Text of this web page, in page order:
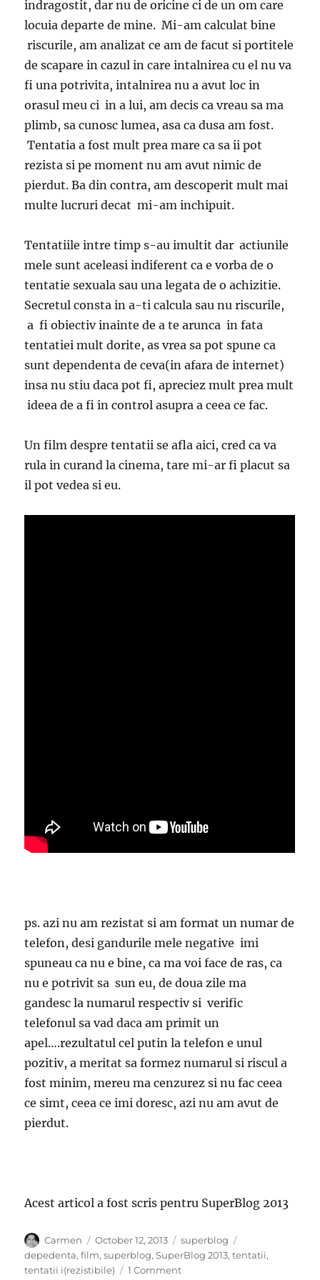
indragostit, dar nu de oricine ci de un om care
locuia departe de mine. Mi-am calculat bine
riscurile, am analizat ce am de facut si portitele
de scapare in cazul in care intalnirea cu el nu va
fi una potrivita, intalnirea nu a avut loc in
orasul meu ci in a lui, am decis ca vreau sa ma
plimb, sa cunosc lumea, asa ca dusa am fost.
Tentatia a fost mult prea mare ca sa ii pot
rezista si pe moment nu am avut nimic de
pierdut. Ba din contra, am descoperit mult mai
multe lucruri decat mi-am inchipuit.
Tentatiile intre timp s-au imultit dar actiunile
mele sunt aceleasi indiferent ca e vorba de o
tentatie sexuala sau una legata de o achizitie.
Secretul consta in a-ti calcula sau nu riscurile,
a fi obiectiv inainte de a te arunca in fata
tentatiei mult dorite, as vrea sa pot spune ca
sunt dependenta de ceva(in afara de internet)
insa nu stiu daca pot fi, apreciez mult prea mult
ideea de a fi in control asupra a ceea ce fac.
Un film despre tentatii se afla aici, cred ca va
rula in curand la cinema, tare mi-ar fi placut sa
il pot vedea si eu.
ps. azi nu am rezistat si am format un numar de
telefon, desi gandurile mele negative imi
spuneau ca nu e bine, ca ma voi face de ras, ca
nu e potrivit sa sun eu, de doua zile ma
gandesc la numarul respectiv si verific
telefonul sa vad daca am primit un
apel….rezultatul cel putin la telefon e unul
pozitiv, a meritat sa formez numarul si riscul a
fost minim, mereu ma cenzurez si nu fac ceea
ce simt, ceea ce imi doresc, azi nu am avut de
pierdut.
Acest articol a fost scris pentru SuperBlog 2013
Author
Carmen
Posted
on
October 12, 2013 Categories
superblog
depedenta,film,superblog,SuperBlog 2013,tentatii,
tentatii i(rezistibile)
1 Commenton